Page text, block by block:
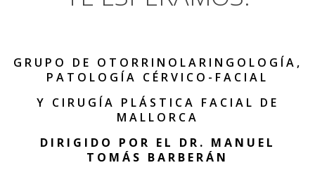
GRUPO DE OTORRINOLARINGOLOGÍA,
PATOLOGÍA CÉRVICO-FACIAL
Y CIRUGÍA PLÁSTICA FACIAL DE
MALLORCA
DIRIGIDO POR EL DR. MANUEL
TOMÁS BARBERÁN